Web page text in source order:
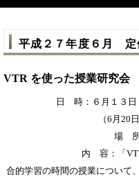
平成２７年度６月 定
VTR を使った授業研究会
日 時：６月１３日
（6月20
場 所
内 容：「
合的学習の時間の授業について